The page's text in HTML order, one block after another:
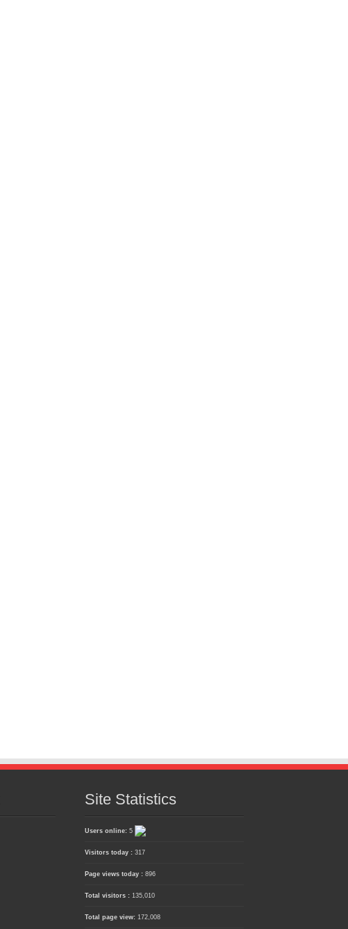
Site Statistics
Users online: 5
Visitors today : 317
Page views today : 896
Total visitors : 135,010
Total page view: 172,008